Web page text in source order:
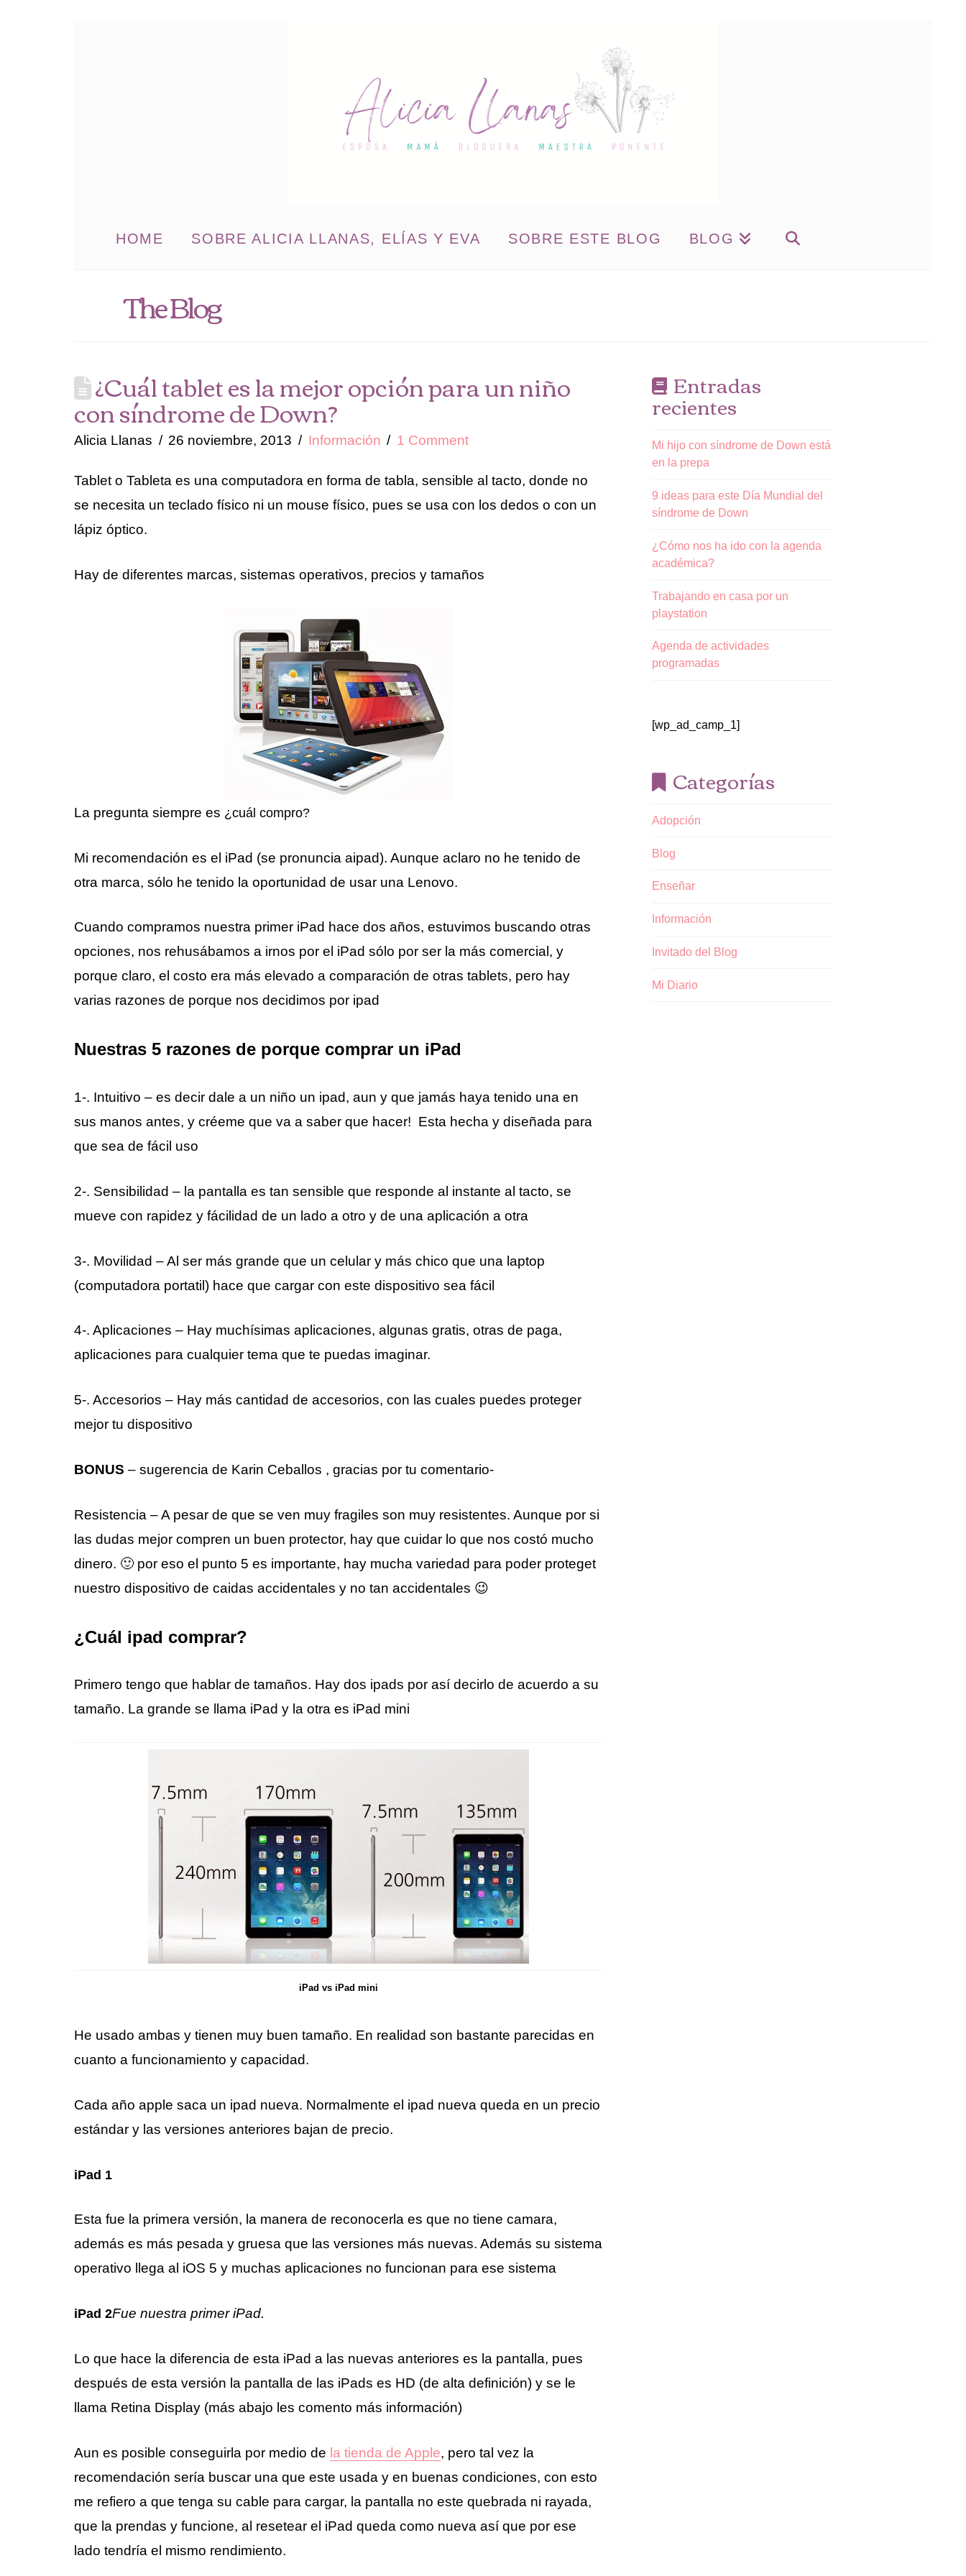
HOME SOBRE ALICIA LLANAS, ELÍAS Y EVA SOBRE ESTE BLOG BLOG
The Blog
¿Cuál tablet es la mejor opción para un niño
con síndrome de Down?
Alicia Llanas 26 noviembre, 2013 Información 1 Comment
Tablet o Tableta es una computadora en forma de tabla, sensible al tacto, donde no
se necesita un teclado físico ni un mouse físico, pues se usa con los dedos o con un
lápiz óptico.
Hay de diferentes marcas, sistemas operativos, precios y tamaños
La pregunta siempre es ¿cuál compro?
Mi recomendación es el iPad (se pronuncia aipad). Aunque aclaro no he tenido de
otra marca, sólo he tenido la oportunidad de usar una Lenovo.
Cuando compramos nuestra primer iPad hace dos años, estuvimos buscando otras
opciones, nos rehusábamos a irnos por el iPad sólo por ser la más comercial, y
porque claro, el costo era más elevado a comparación de otras tablets, pero hay
varias razones de porque nos decidimos por ipad
Nuestras 5 razones de porque comprar un iPad
1-. Intuitivo – es decir dale a un niño un ipad, aun y que jamás haya tenido una en
sus manos antes, y créeme que va a saber que hacer! Esta hecha y diseñada para
que sea de fácil uso
2-. Sensibilidad – la pantalla es tan sensible que responde al instante al tacto, se
mueve con rapidez y fácilidad de un lado a otro y de una aplicación a otra
3-. Movilidad – Al ser más grande que un celular y más chico que una laptop
(computadora portatil) hace que cargar con este dispositivo sea fácil
4-. Aplicaciones – Hay muchísimas aplicaciones, algunas gratis, otras de paga,
aplicaciones para cualquier tema que te puedas imaginar.
5-. Accesorios – Hay más cantidad de accesorios, con las cuales puedes proteger
mejor tu dispositivo
BONUS – sugerencia de Karin Ceballos , gracias por tu comentario-
Resistencia – A pesar de que se ven muy fragiles son muy resistentes. Aunque por si
las dudas mejor compren un buen protector, hay que cuidar lo que nos costó mucho
dinero. 🙂 por eso el punto 5 es importante, hay mucha variedad para poder proteget
nuestro dispositivo de caidas accidentales y no tan accidentales 😉
¿Cuál ipad comprar?
Primero tengo que hablar de tamaños. Hay dos ipads por así decirlo de acuerdo a su
tamaño. La grande se llama iPad y la otra es iPad mini
iPad vs iPad mini
He usado ambas y tienen muy buen tamaño. En realidad son bastante parecidas en
cuanto a funcionamiento y capacidad.
Cada año apple saca un ipad nueva. Normalmente el ipad nueva queda en un precio
estándar y las versiones anteriores bajan de precio.
iPad 1
Esta fue la primera versión, la manera de reconocerla es que no tiene camara,
además es más pesada y gruesa que las versiones más nuevas. Además su sistema
operativo llega al iOS 5 y muchas aplicaciones no funcionan para ese sistema
iPad 2Fue nuestra primer iPad.
Lo que hace la diferencia de esta iPad a las nuevas anteriores es la pantalla, pues
después de esta versión la pantalla de las iPads es HD (de alta definición) y se le
llama Retina Display (más abajo les comento más información)
Aun es posible conseguirla por medio de la tienda de Apple, pero tal vez la
recomendación sería buscar una que este usada y en buenas condiciones, con esto
me refiero a que tenga su cable para cargar, la pantalla no este quebrada ni rayada,
que la prendas y funcione, al resetear el iPad queda como nueva así que por ese
lado tendría el mismo rendimiento.
Entradas
recientes
Mi hijo con síndrome de Down está
en la prepa
9 ideas para este Día Mundial del
síndrome de Down
¿Cómo nos ha ido con la agenda
académica?
Trabajando en casa por un
playstation
Agenda de actividades
programadas
[wp_ad_camp_1]
Categorías
Adopción
Blog
Enseñar
Información
Invitado del Blog
Mi Diario